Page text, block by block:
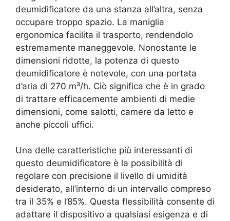
deumidificatore da una stanza all’altra, senza
occupare troppo spazio. La maniglia
ergonomica facilita il trasporto, rendendolo
estremamente maneggevole. Nonostante le
dimensioni ridotte, la potenza di questo
deumidificatore è notevole, con una portata
d’aria di 270 m³/h. Ciò significa che è in grado
di trattare efficacemente ambienti di medie
dimensioni, come salotti, camere da letto e
anche piccoli uffici.
Una delle caratteristiche più interessanti di
questo deumidificatore è la possibilità di
regolare con precisione il livello di umidità
desiderato, all’interno di un intervallo compreso
tra il 35% e l’85%. Questa flessibilità consente di
adattare il dispositivo a qualsiasi esigenza e di